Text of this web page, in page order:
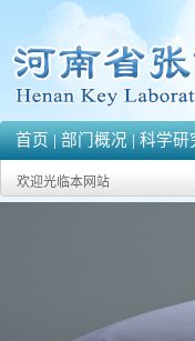
首页|部门概况|科学研
欢迎光临本网站